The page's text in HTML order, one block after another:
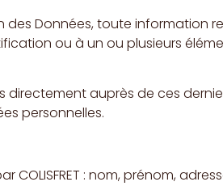
des Données, toute
ou à un ou plusieurs
auprès de ces
personnelles.
: nom, prénom,